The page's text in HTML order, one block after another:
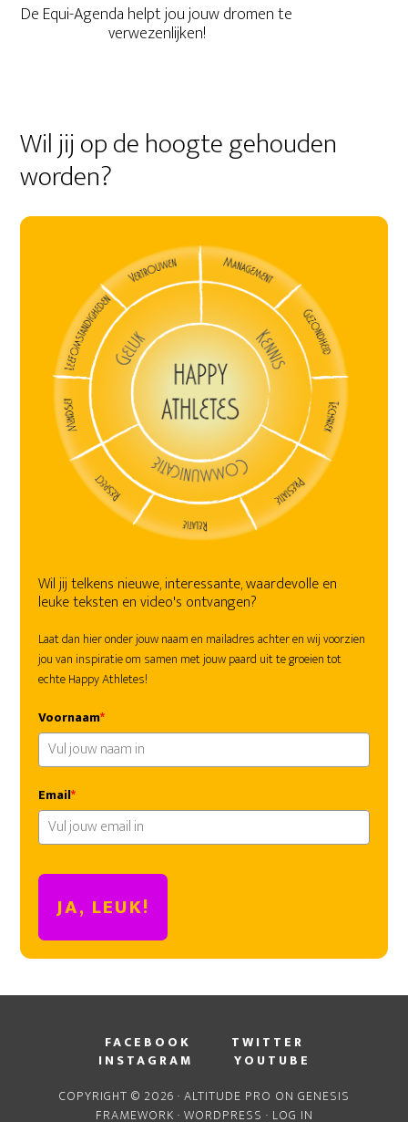
De Equi-Agenda helpt jou jouw dromen te
verwezenlijken!
Wil jij op de hoogte gehouden
worden?
Wil jij telkens nieuwe, interessante, waardevolle en
leuke teksten en video's ontvangen?
Laat dan hier onder jouw naam en mailadres achter en wij voorzien
jou van inspiratie om samen met jouw paard uit te groeien tot
echte Happy Athletes!
Voornaam*
Email*
JA, LEUK!
FACEBOOK
TWITTER
INSTAGRAM
YOUTUBE
COPYRIGHT © 2026 · ALTITUDE PRO ON GENESIS
FRAMEWORK · WORDPRESS · LOG IN